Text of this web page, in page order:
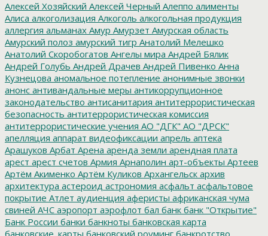
Алексей Хозяйский Алексей Черный Алеппо алименты
Алиса алкоголизация Алкоголь алкогольная продукция
аллергия альманах Амур Амурзет Амурская область
Амурский полоз амурский тигр Анатолий Мелешко
Анатолий Скоробогатов Ангелы мира Андрей Бялик
Андрей Голубь Андрей Драчев Андрей Пивенко Анна
Кузнецова аномальное потепление анонимные звонки
анонс антивандальные меры антикоррупционное
законодательство антисанитария антитеррористическая
безопасность антитеррористическая комиссия
антитеррористические учения АО "ДГК" АО "ДРСК"
апелляция аппарат видеофиксации апрель аптека
Арашуков Арбат Арена аренда земли арендная плата
арест арест счетов Армия Арнаполин арт-объекты Артеев
Артём Акименко Артём Куликов Архангельск архив
архитектура астероид астрономия асфальт асфальтовое
покрытие Атлет аудиенция аферисты африканская чума
свиней АЧС аэропорт аэрофлот бал банк банк "Открытие"
Банк России банки банкноты банковская карта
банковские_карты банковский роуминг банкротство